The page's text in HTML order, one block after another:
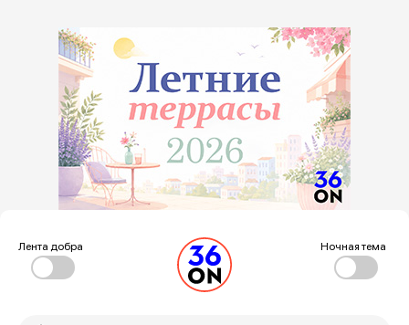
Лента добра Ночная тема